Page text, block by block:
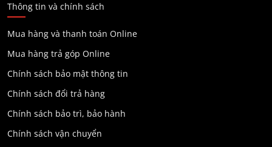
Thông tin và chính sách
Mua hàng và thanh toán Online
Mua hàng trả góp Online
Chính sách bảo mật thông tin
Chính sách đổi trả hàng
Chính sách bảo trì, bảo hành
Chính sách vận chuyển